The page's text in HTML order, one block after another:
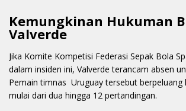
Kemungkinan Hukuman
Valverde
Jika Komite Kompetisi Federasi Sepak Bola
dalam insiden ini, Valverde terancam absen
Pemain timnas Uruguay tersebut berpeluang
mulai dari dua hingga 12 pertandingan.